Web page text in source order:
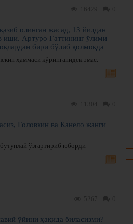
олинган жасад, 13 йилдан
иши. Артуро Гаттининг ўлими
бири бўлиб қолмоқда
ҳаммаси кўринганидек эмас.
Головкин ва Канело жанги
ўзгартириб юборди
ўйини ҳақида биласизми?